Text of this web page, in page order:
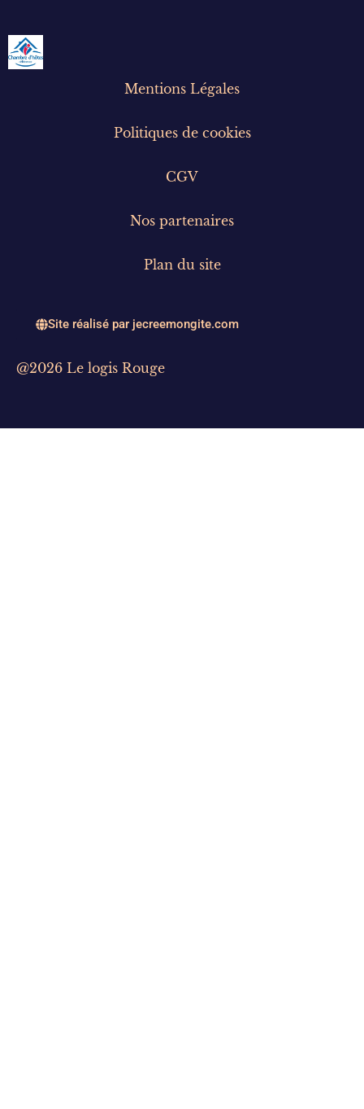
Mentions Légales
Politiques de cookies
CGV
Nos partenaires
Plan du site
Site réalisé par jecreemongite.com
@2026 Le logis Rouge